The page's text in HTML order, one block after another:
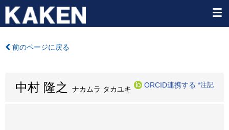
前のページに戻る
中村 隆之 ナカムラ タカユキ
ORCID連携する *注記